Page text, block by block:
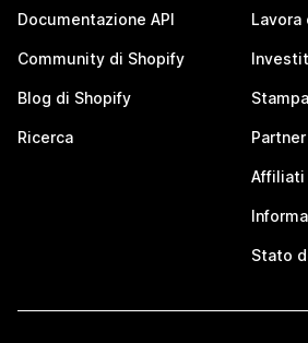
Documentazione API
Community di Shopify
Blog di Shopify
Ricerca
Lavora
Partner
Affiliati
Stato